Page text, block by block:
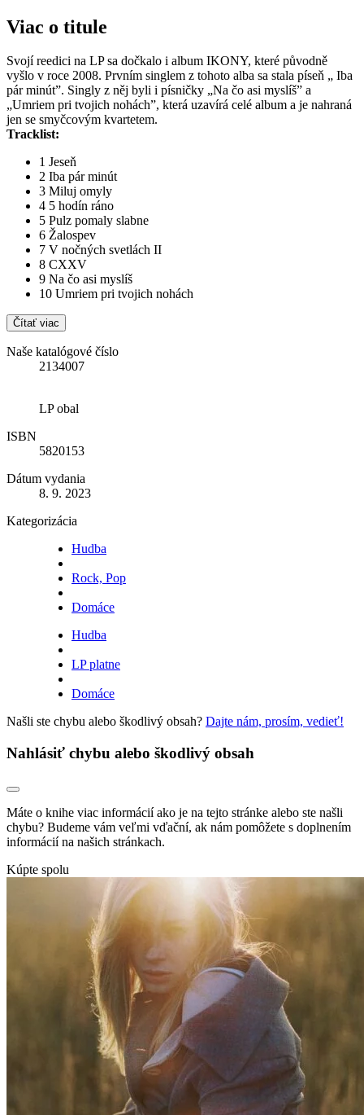
Viac o titule
Svojí reedici na LP sa dočkalo i album IKONY, které původně
vyšlo v roce 2008. Prvním singlem z tohoto alba sa stala píseň „ Iba
pár minút”. Singly z něj byli i písničky „Na čo asi myslíš” a
„Umriem pri tvojich nohách”, která uzavírá celé album a je nahraná
jen se smyčcovým kvartetem.
Tracklist:
1 Jeseň
2 Iba pár minút
3 Miluj omyly
4 5 hodín ráno
5 Pulz pomaly slabne
6 Žalospev
7 V nočných svetlách II
8 CXXV
9 Na čo asi myslíš
10 Umriem pri tvojich nohách
Čítať viac
Naše katalógové číslo
2134007
LP obal
ISBN
5820153
Dátum vydania
8. 9. 2023
Kategorizácia
Hudba
Rock, Pop
Domáce
Hudba
LP platne
Domáce
Našli ste chybu alebo škodlivý obsah? Dajte nám, prosím, vedieť!
Nahlásiť chybu alebo škodlivý obsah
Máte o knihe viac informácií ako je na tejto stránke alebo ste našli
chybu? Budeme vám veľmi vďační, ak nám pomôžete s doplnením
informácií na našich stránkach.
Kúpte spolu